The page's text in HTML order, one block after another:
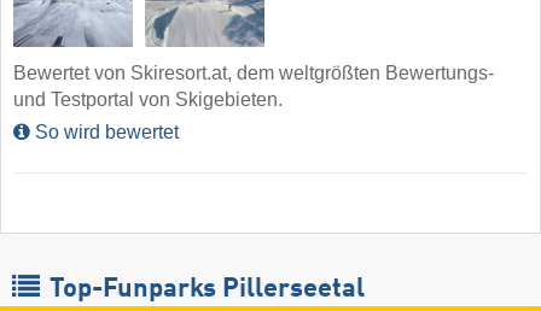
Bewertet von Skiresort.at, dem weltgrößten Bewertungs-
und Testportal von Skigebieten.
So wird bewertet
Top-Funparks Pillerseetal